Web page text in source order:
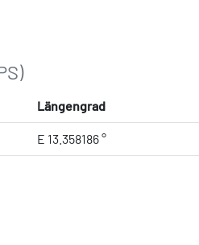
Längengrad
E 13.358186 °